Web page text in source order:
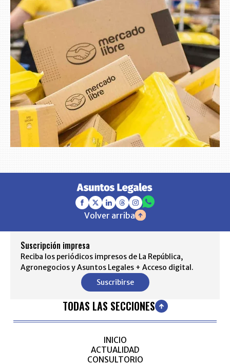
Volver arriba
Suscripción impresa
Reciba los periódicos impresos de La República,
Agronegocios y Asuntos Legales + Acceso digital.
Suscribirse
TODAS LAS SECCIONES
INICIO
ACTUALIDAD
CONSULTORIO